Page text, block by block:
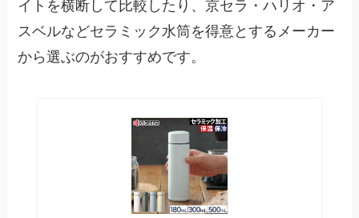
イトを横断して比較したり、京セラ・ハリオ・ア
スベルなどセラミック水筒を得意とするメーカー
から選ぶのがおすすめです。